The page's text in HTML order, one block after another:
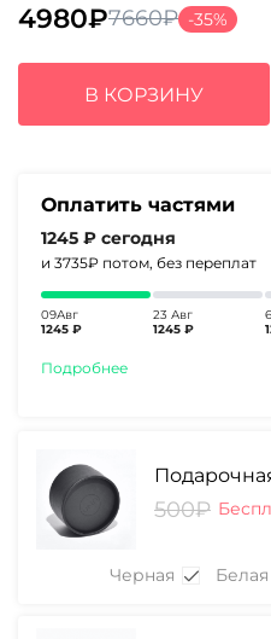
7660₽
Первоначальная
цена
составляла
7660₽.
4980₽
Текущая
цена:
4980₽.
-35%
В КОРЗИНУ
Оплатить частями
1245 ₽ сегодня
и 3735₽ потом, без переплат
09Авг
1245 ₽
23 Авг
1245 ₽
Подробнее
500₽
Черная Белая